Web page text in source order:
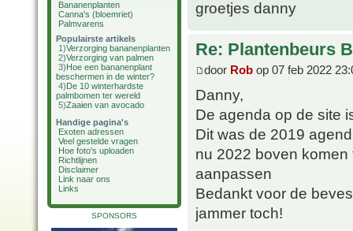
Bananenplanten
Canna's (bloemriet)
Palmvarens
Populairste artikels
1)Verzorging bananenplanten
2)Verzorging van palmen
3)Hoe een bananenplant
beschermen in de winter?
4)De 10 winterhardste
palmbomen ter wereld
5)Zaaien van avocado
Handige pagina's
Exoten adressen
Veel gestelde vragen
Hoe foto's uploaden
Richtlijnen
Disclaimer
Link naar ons
Links
SPONSORS
groetjes danny
Re: Plantenbeurs
door Rob op 07 feb 2022
Danny,
De agenda op de site
Dit was de 2019
nu 2022 boven
aanpassen
Bedankt voor de
jammer toch!